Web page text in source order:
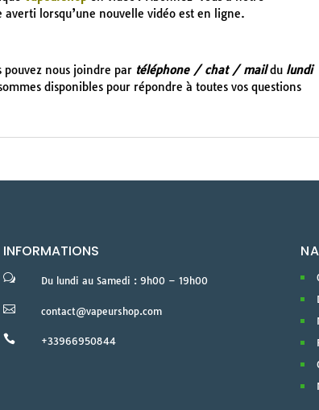
lorsqu’une nouvelle vidéo est en ligne.
nous joindre par téléphone / chat / maildu lundi
disponibles pour répondre à toutes vos questions
INFORMATIONS
w Du lundi au Samedi : 9h00 – 19h00
 contact@vapeurshop.com
 +33966950844